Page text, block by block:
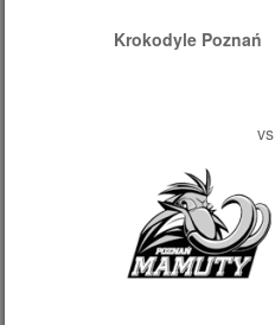
Krokodyle Poznań
vs